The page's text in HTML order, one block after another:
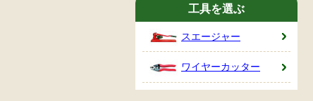
工具を選ぶ
スエージャー
ワイヤーカッター